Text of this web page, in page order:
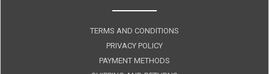
TERMS AND CONDITIONS
PRIVACY POLICY
PAYMENT METHODS